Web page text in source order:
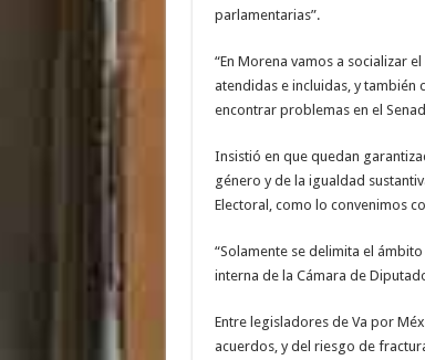
parlamentarias”.
“En Morena vamos a socializar
atendidas e incluidas, y
encontrar problemas en el
Insistió en que quedan
género y de la igualdad
Electoral, como lo convenimos
“Solamente se delimita el
interna de la Cámara de
Entre legisladores de Va por
acuerdos, y del riesgo de